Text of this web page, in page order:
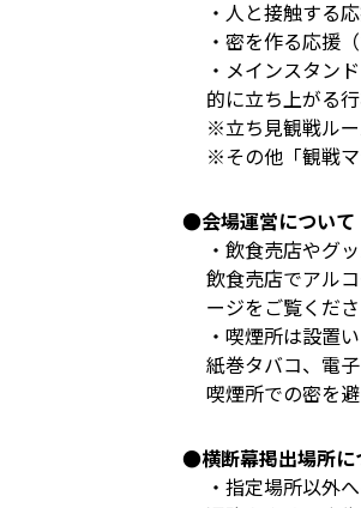
・人と接触する
・密を作る応援
・メインスタン
的に立ち上がる
※立ち見観戦ル
※その他「観戦
●会場運営について
・飲食売店やグ
飲食売店でアル
ージをご覧くださ
・喫煙所は設置
紙巻タバコ、電
喫煙所での密を
●横断幕掲出場所に
・指定場所以外